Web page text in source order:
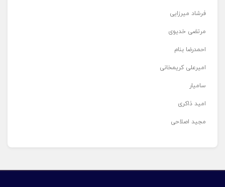
فرشاد میرزایی
مرتضی خدیوی
احمدرضا بنام
امیرعلی کریمخانی
سامیار
امید ذاکری
مجید اصلاحی